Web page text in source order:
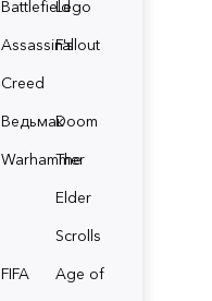
BattlefieldLego
Assassin's
Creed
Fallout
ВедьмакDoom
Warhammer
The
Elder
Scrolls
FIFA
Age of